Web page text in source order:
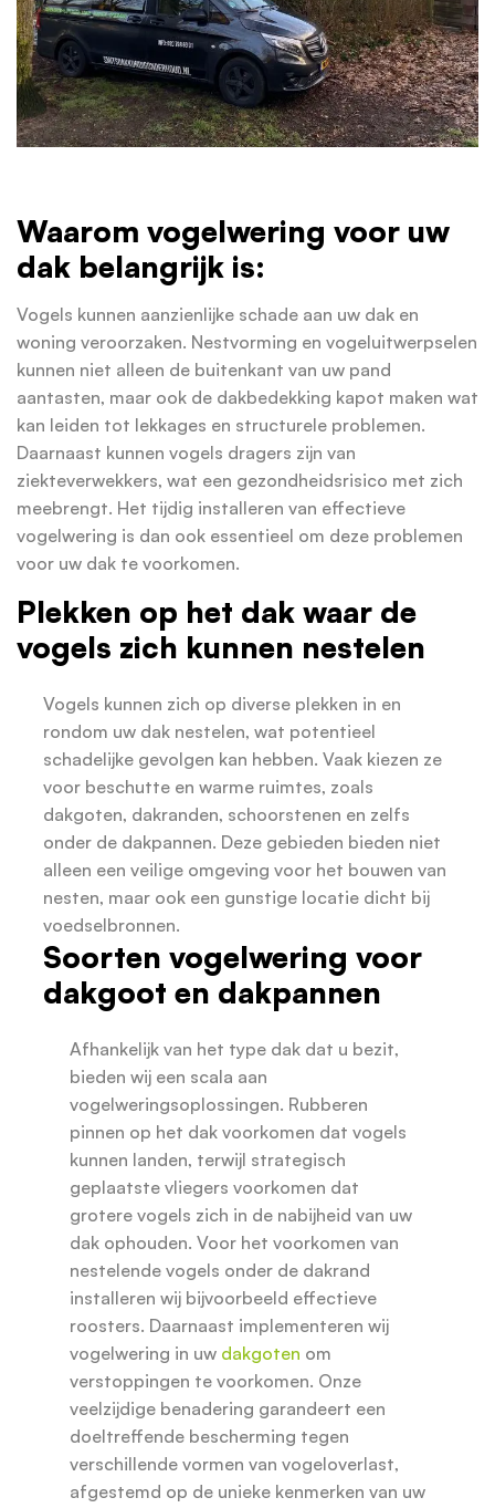
Waarom vogelwering voor uw
dak belangrijk is:
Vogels kunnen aanzienlijke schade aan uw dak en
woning veroorzaken. Nestvorming en vogeluitwerpselen
kunnen niet alleen de buitenkant van uw pand
aantasten, maar ook de dakbedekking kapot maken wat
kan leiden tot lekkages en structurele problemen.
Daarnaast kunnen vogels dragers zijn van
ziekteverwekkers, wat een gezondheidsrisico met zich
meebrengt. Het tijdig installeren van effectieve
vogelwering is dan ook essentieel om deze problemen
voor uw dak te voorkomen.
Plekken op het dak waar de
vogels zich kunnen nestelen
Vogels kunnen zich op diverse plekken in en
rondom uw dak nestelen, wat potentieel
schadelijke gevolgen kan hebben. Vaak kiezen ze
voor beschutte en warme ruimtes, zoals
dakgoten, dakranden, schoorstenen en zelfs
onder de dakpannen. Deze gebieden bieden niet
alleen een veilige omgeving voor het bouwen van
nesten, maar ook een gunstige locatie dicht bij
voedselbronnen.
Soorten vogelwering voor
dakgoot en dakpannen
Afhankelijk van het type dak dat u bezit,
bieden wij een scala aan
vogelweringsoplossingen. Rubberen
pinnen op het dak voorkomen dat vogels
kunnen landen, terwijl strategisch
geplaatste vliegers voorkomen dat
grotere vogels zich in de nabijheid van uw
dak ophouden. Voor het voorkomen van
nestelende vogels onder de dakrand
installeren wij bijvoorbeeld effectieve
roosters. Daarnaast implementeren wij
vogelwering in uw dakgoten om
verstoppingen te voorkomen. Onze
veelzijdige benadering garandeert een
doeltreffende bescherming tegen
verschillende vormen van vogeloverlast,
afgestemd op de unieke kenmerken van uw